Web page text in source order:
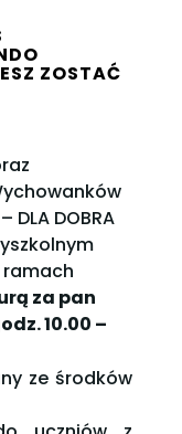
ZOSTAĆ
DLA DOBRA
za pan
10.00 –
ze środków